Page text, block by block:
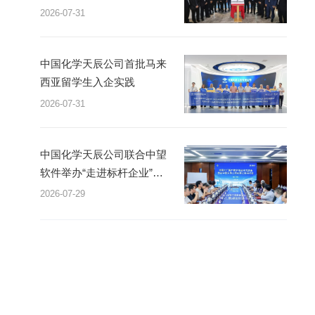
2026-07-31
中国化学天辰公司首批马来
西亚留学生入企实践
2026-07-31
中国化学天辰公司联合中望
软件举办“走进标杆企业”研
讨会
2026-07-29